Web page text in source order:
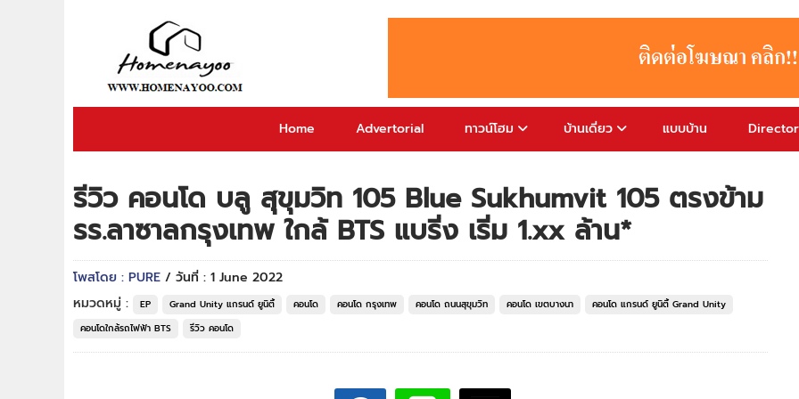
Home Advertorial ทาวน์โฮม บ้านเดี่ยว แบบบ้าน
รีวิว คอนโด บลู สุขุมวิท 105 Blue Sukhumvit 105 ตรงข้าม
รร.ลาซาลกรุงเทพ ใกล้ BTS แบริ่ง เริ่ม 1.xx ล้าน*
โพสโดย : PURE / วันที่ : 1 June 2022
หมวดหมู่ :
EP Grand Unity แกรนด์ ยูนิตี้ คอนโด คอนโด กรุงเทพ คอนโด ถนนสุขุมวิท คอนโด เขตบางนา
คอนโด แกรนด์ ยูนิตี้ Grand Unity
คอนโดใกล้รถไฟฟ้า BTS
รีวิว คอนโด